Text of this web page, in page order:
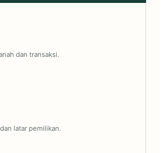
dan transaksi.
latar pemilikan.